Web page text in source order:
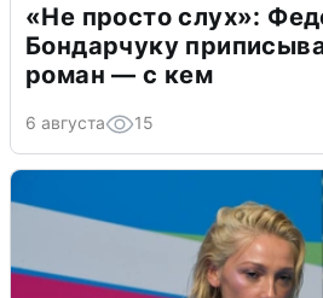
«Не просто слух»:
Бондарчуку
роман — с кем
6 августа 15